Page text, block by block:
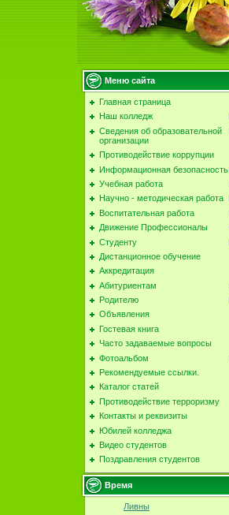
Меню сайта
Главная страница
Наш колледж
Сведения об образовательной
организации
Противодействие коррупции
Информационная безопасность
Учебная работа
Научно - методическая работа
Воспитательная работа
Движение Профессионалы
Студенту
Дистанционное обучение
Аккредитация
Абитуриентам
Родителю
Объявления
Гостевая книга
Часто задаваемые вопросы
Фотоальбом
Рекомендуемые ссылки.
Каталог статей
Противодействие терроризму
Контакты и реквизиты
Юбилей колледжа
Видео студентов
Поздравления студентов
Время
Ливны